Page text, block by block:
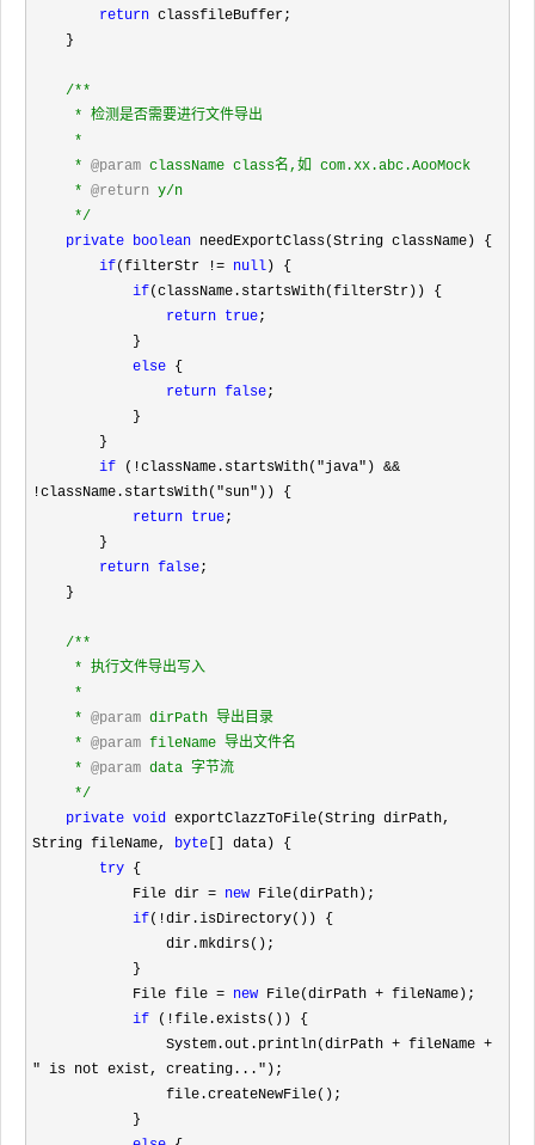
return classfileBuffer;
/**
     *
@param className class名,如 com.xx.abc.AooMock
     *
@return y/n
*/
private boolean needExportClass(String className) {
if(filterStr != null ) {
if(className.startsWith(filterStr)) {
return true;
else {
return false;
if (!className.startsWith("java") &&
!className.startsWith("sun" )) {
return true;
return false;
/**
     *
@param dirPath 导出目录
     *
@param fileName 导出文件名
     *
@param data 字节流
*/
private void exportClazzToFile(String dirPath,
String fileName, byte [] data) {
try {
            File dir
= new File(dirPath);
if(!dir.isDirectory()) {
            File file
= new File(dirPath + fileName);
if (!file.exists()) {
                System.out.println(dirPath
+ fileName +
" is not exist, creating..." );